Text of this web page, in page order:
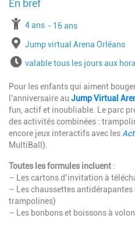
à partir de
4 ans jusqu'à l'âge de
16 ans
Lieu
Jump virtual Arena Orléans
Horairesvalable tous les jours aux
Pour les enfants qui aiment
l'anniversaire au Jump Virtual
fun, actif et inoubliable. Le parc
des activités combinées :
encore jeux interactifs avec les
MultiBall).
Toutes les formules incluent :
– Les cartons d’invitation à
– Les chaussettes
trampolines)
– Les bonbons et boissons à